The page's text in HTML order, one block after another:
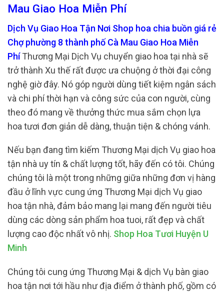
Mau Giao Hoa Miễn Phí
Dịch Vụ Giao Hoa Tận Nơi Shop hoa chia buồn giá rẻ
Chợ phường 8 thành phố Cà Mau Giao Hoa Miễn
PhíThương Mại Dịch Vụ chuyển giao hoa tại nhà sẽ
trở thành Xu thế rất được ưa chuộng ở thời đại công
nghệ giờ đây. Nó góp người dùng tiết kiệm ngân sách
và chi phí thời hạn và công sức của con người, cùng
theo đó mang về thưởng thức mua sắm chọn lựa
hoa tươi đơn giản dễ dàng, thuận tiện & chóng vánh.
Nếu bạn đang tìm kiếm Thương Mại dịch Vụ giao hoa
tận nhà uy tín & chất lượng tốt, hãy đến có tôi. Chúng
chúng tôi là một trong những giữa những đơn vị hàng
đầu ở lĩnh vực cung ứng Thương Mại dịch Vụ giao
hoa tận nhà, đảm bảo mang lại mang đến người tiêu
dùng các dòng sản phẩm hoa tuoi, rất đẹp và chất
lượng cao độc nhất vô nhị. Shop Hoa Tươi Huyện U
Minh
Chúng tôi cung ứng Thương Mại & dịch Vụ bàn giao
hoa tận nơi tới hầu như địa điểm ở thành phố, gồm có